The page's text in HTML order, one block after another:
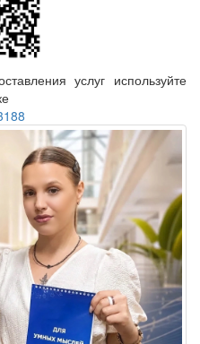
услуг используйте